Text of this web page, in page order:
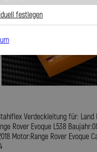
Verdeckleitung für: Land
Rover Evoque L538
Motor:Range Rover Evoque
festlegen